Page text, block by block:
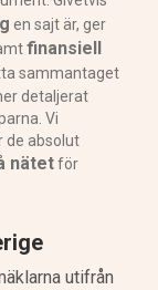
en sajt är, ger
finansiell
sammantaget
detaljerat
Vi
de absolut
nätetför
utifrån